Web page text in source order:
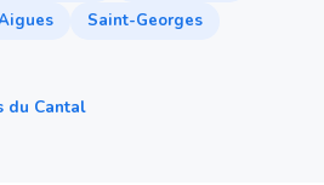
Saint-Georges
du Cantal